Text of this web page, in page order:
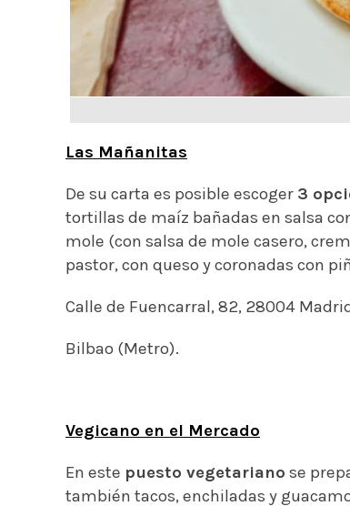
Las Mañanitas
De su carta es posible escoger 3
tortillas de maíz bañadas en salsa
mole (con salsa de mole casero,
pastor, con queso y coronadas con
Calle de Fuencarral, 82, 28004
Bilbao (Metro).
Vegicano en el Mercado
En este puesto vegetariano se
también tacos, enchiladas y